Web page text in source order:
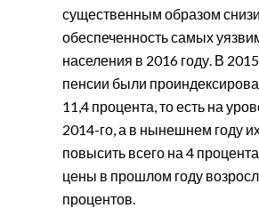
существенным образом
обеспеченность самых
населения в 2016 году. В
пенсии были
11,4 процента, то есть на
2014-го, а в нынешнем году
повысить всего на 4
цены в прошлом году
процентов.